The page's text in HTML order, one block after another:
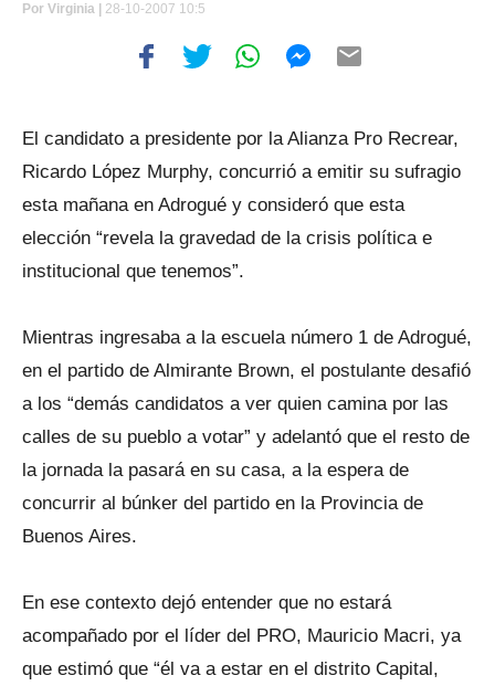
Por Virginia | 28-10-2007 10:5
El candidato a presidente por la Alianza Pro Recrear,
Ricardo López Murphy, concurrió a emitir su sufragio
esta mañana en Adrogué y consideró que esta
elección “revela la gravedad de la crisis política e
institucional que tenemos”.
Mientras ingresaba a la escuela número 1 de Adrogué,
en el partido de Almirante Brown, el postulante desafió
a los “demás candidatos a ver quien camina por las
calles de su pueblo a votar” y adelantó que el resto de
la jornada la pasará en su casa, a la espera de
concurrir al búnker del partido en la Provincia de
Buenos Aires.
En ese contexto dejó entender que no estará
acompañado por el líder del PRO, Mauricio Macri, ya
que estimó que “él va a estar en el distrito Capital,